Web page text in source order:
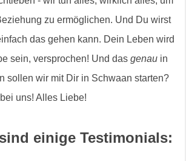
zu ermöglichen. Und Du wirst
das gehen kann. Dein Leben wird
sein, versprochen! Und das genau in
sollen wir mit Dir in Schwaan starten?
uns! Alles Liebe!
einige Testimonials: